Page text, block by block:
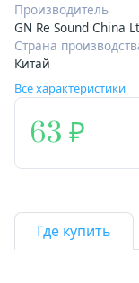
Производитель
GN Re Sound China
Страна
Китай
Все характеристики
63
Где купить